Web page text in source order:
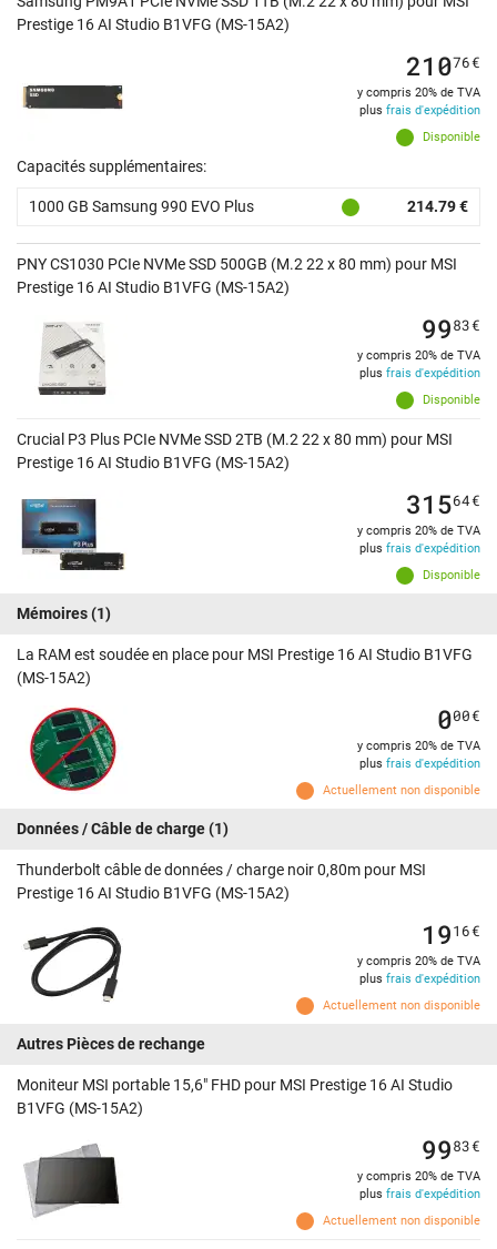
Prestige 16 AI Studio B1VFG (MS-15A2)
Disponible
21076€
y compris 20% de TVA
plus frais d'expédition
Capacités supplémentaires:
1000 GB Samsung 990 EVO Plus 214.79 €
PNY CS1030 PCIe NVMe SSD 500GB (M.2 22 x 80 mm) pour MSI
Prestige 16 AI Studio B1VFG (MS-15A2)
Disponible
9983€
y compris 20% de TVA
plus frais d'expédition
Crucial P3 Plus PCIe NVMe SSD 2TB (M.2 22 x 80 mm) pour MSI
Prestige 16 AI Studio B1VFG (MS-15A2)
Disponible
31564€
y compris 20% de TVA
plus frais d'expédition
Mémoires(1)
La RAM est soudée en place pour MSI Prestige 16 AI Studio B1VFG
(MS-15A2)
Actuellement non disponible
000€
y compris 20% de TVA
plus frais d'expédition
Données / Câble de charge(1)
Thunderbolt câble de données / charge noir 0,80m pour MSI
Prestige 16 AI Studio B1VFG (MS-15A2)
Actuellement non disponible
1916€
y compris 20% de TVA
plus frais d'expédition
Autres Pièces de rechange
Moniteur MSI portable 15,6" FHD pour MSI Prestige 16 AI Studio
B1VFG (MS-15A2)
Actuellement non disponible
9983€
y compris 20% de TVA
plus frais d'expédition